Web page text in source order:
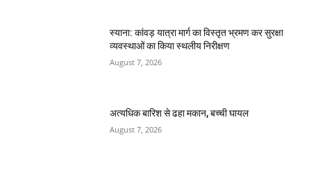
स्याना: कांवड़ यात्रा मार्ग का विस्तृत भ्रमण कर सुरक्षा
व्यवस्थाओं का किया स्थलीय निरीक्षण
August 7, 2026
अत्यधिक बारिश से ढहा मकान, बच्ची घायल
August 7, 2026